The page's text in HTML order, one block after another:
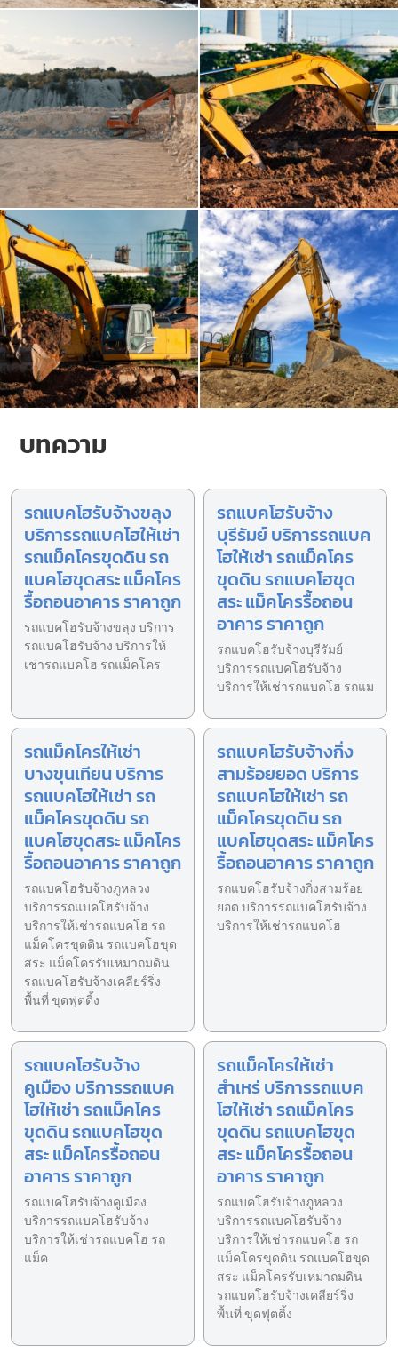
บทความ
รถแบคโฮรับจ้างขลุง
บริการรถแบคโฮให้เช่า
รถแม็คโครขุดดิน รถ
แบคโฮขุดสระ แม็คโคร
รื้อถอนอาคาร ราคาถูก
รถแบคโฮรับจ้างขลุง บริการ
รถแบคโฮรับจ้าง บริการให้
เช่ารถแบคโฮ รถแม็คโคร
รถแบคโฮรับจ้าง
บุรีรัมย์ บริการรถแบค
โฮให้เช่า รถแม็คโคร
ขุดดิน รถแบคโฮขุด
สระ แม็คโครรื้อถอน
อาคาร ราคาถูก
รถแบคโฮรับจ้างบุรีรัมย์
บริการรถแบคโฮรับจ้าง
บริการให้เช่ารถแบคโฮ รถแม
รถแม็คโครให้เช่า
บางขุนเทียน บริการ
รถแบคโฮให้เช่า รถ
แม็คโครขุดดิน รถ
แบคโฮขุดสระ แม็คโคร
รื้อถอนอาคาร ราคาถูก
รถแบคโฮรับจ้างภูหลวง
บริการรถแบคโฮรับจ้าง
บริการให้เช่ารถแบคโฮ รถ
แม็คโครขุดดิน รถแบคโฮขุด
สระ แม็คโครรับเหมาถมดิน
รถแบคโฮรับจ้างเคลียร์ริ่ง
พื้นที่ ขุดฟุตติ้ง
รถแบคโฮรับจ้างกิ่ง
สามร้อยยอด บริการ
รถแบคโฮให้เช่า รถ
แม็คโครขุดดิน รถ
แบคโฮขุดสระ แม็คโคร
รื้อถอนอาคาร ราคาถูก
รถแบคโฮรับจ้างกิ่งสามร้อย
ยอด บริการรถแบคโฮรับจ้าง
บริการให้เช่ารถแบคโฮ
รถแบคโฮรับจ้าง
คูเมือง บริการรถแบค
โฮให้เช่า รถแม็คโคร
ขุดดิน รถแบคโฮขุด
สระ แม็คโครรื้อถอน
อาคาร ราคาถูก
รถแบคโฮรับจ้างคูเมือง
บริการรถแบคโฮรับจ้าง
บริการให้เช่ารถแบคโฮ รถ
แม็ค
รถแม็คโครให้เช่า
สำเหร่ บริการรถแบค
โฮให้เช่า รถแม็คโคร
ขุดดิน รถแบคโฮขุด
สระ แม็คโครรื้อถอน
อาคาร ราคาถูก
รถแบคโฮรับจ้างภูหลวง
บริการรถแบคโฮรับจ้าง
บริการให้เช่ารถแบคโฮ รถ
แม็คโครขุดดิน รถแบคโฮขุด
สระ แม็คโครรับเหมาถมดิน
รถแบคโฮรับจ้างเคลียร์ริ่ง
พื้นที่ ขุดฟุตติ้ง